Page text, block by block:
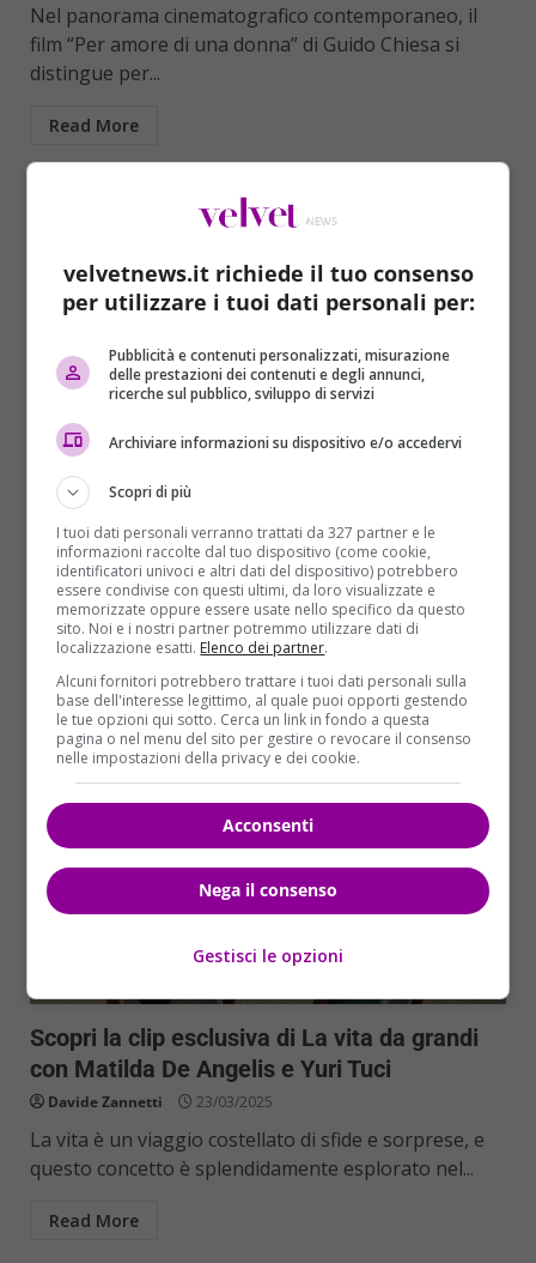
Nel panorama cinematografico contemporaneo, il
film “Per amore di una donna” di Guido Chiesa si
distingue per...
Read More
Cronaca
Autovelox: il ministero frena sul decreto,
cosa cambia per multe e ricorsi?
Davide Zannetti 24/03/2025
Il recente blocco del decreto da parte del Ministero
dei Trasporti ha sollevato un mare di interrogativi...
Read More
Scopri la clip esclusiva di La vita da grandi
con Matilda De Angelis e Yuri Tuci
Davide Zannetti 23/03/2025
La vita è un viaggio costellato di sfide e sorprese, e
questo concetto è splendidamente esplorato nel...
Read More
velvetnews.it richiede il tuo consenso
per utilizzare i tuoi dati personali per:
Pubblicità e contenuti personalizzati, misurazione
delle prestazioni dei contenuti e degli annunci,
ricerche sul pubblico, sviluppo di servizi
Archiviare informazioni su dispositivo e/o accedervi
Scopri di più
I tuoi dati personali verranno trattati da 327 partner e le
informazioni raccolte dal tuo dispositivo (come cookie,
identificatori univoci e altri dati del dispositivo) potrebbero
essere condivise con questi ultimi, da loro visualizzate e
memorizzate oppure essere usate nello specifico da questo
sito. Noi e i nostri partner potremmo utilizzare dati di
localizzazione esatti. Elenco dei partner.
Alcuni fornitori potrebbero trattare i tuoi dati personali sulla
base dell'interesse legittimo, al quale puoi opporti gestendo
le tue opzioni qui sotto. Cerca un link in fondo a questa
pagina o nel menu del sito per gestire o revocare il consenso
nelle impostazioni della privacy e dei cookie.
Acconsenti
Nega il consenso
Gestisci le opzioni